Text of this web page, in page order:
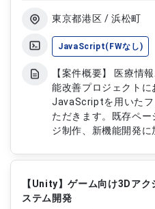
東京都港区 / 浜松町
JavaScript(FWなし)
【案件概要】 医療情
能改善プロジェクトに
JavaScriptを用いたフ
ただきます。既存ペ
ジ制作、新機能開発に
ンです。 【作業内容】 ・HTML、CSS、
JavaScriptを用いた
既存ページの改修お
ンディングページ（LP
【Unity】ゲーム向け3Dアク
ステム開発